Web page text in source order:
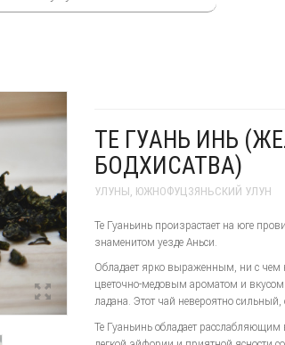
ТЕ ГУАНЬ ИНЬ
БОДХИСАТВА)
УЛУНЫ ЮЖНОФУЦЗЯНЬСКИЙ УЛУН
Те Гуаньинь произрастает на юге
знаменитом уезде Аньси.
Обладает ярко выраженным, ни с
цветочно-медовым ароматом и вкусом
ладана. Этот чай невероятно сильный,
Те Гуаньинь обладает расслабляющим